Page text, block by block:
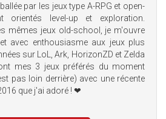
par les jeux type A-RPG et open-
orientés level-up et exploration.
mêmes jeux old-school, je m'ouvre
avec enthousiasme aux jeux plus
sur LoL, Ark, HorizonZD et Zelda
mes 3 jeux préférés du moment
pas loin derrière) avec une récente
que j'ai adoré ! ❤